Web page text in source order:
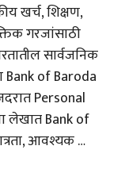
खर्च, शिक्षण,
गरजांसाठी
सार्वजनिक
Bank of Baroda
Personal
लेखात Bank of
आवश्यक …